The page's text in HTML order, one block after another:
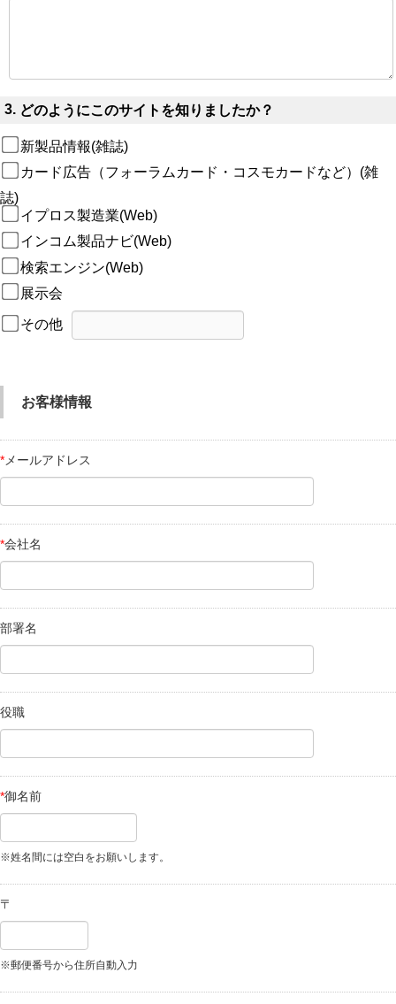
3. どのようにこのサイトを知りましたか？
新製品情報(雑誌)
カード広告（フォーラムカード・コスモカードなど）(雑
誌)
イプロス製造業(Web)
インコム製品ナビ(Web)
検索エンジン(Web)
展示会
その他
お客様情報
* メールアドレス
*会社名
部署名
役職
*御名前
※姓名間には空白をお願いします。
〒
※郵便番号から住所自動入力